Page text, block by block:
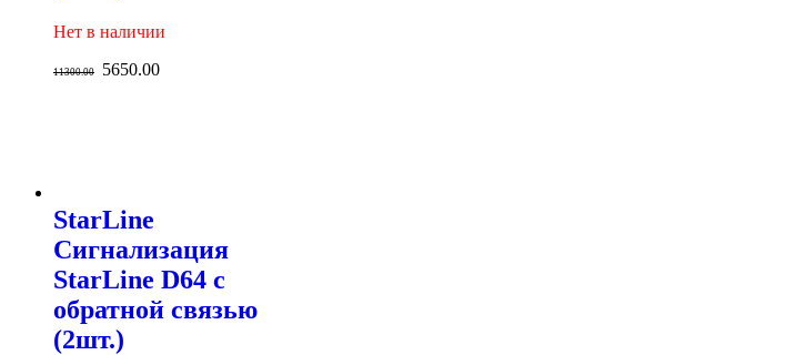
Нет в наличии
11300.00 5650.00
StarLine
Сигнализация
StarLine D64 с
обратной связью
(2шт.)